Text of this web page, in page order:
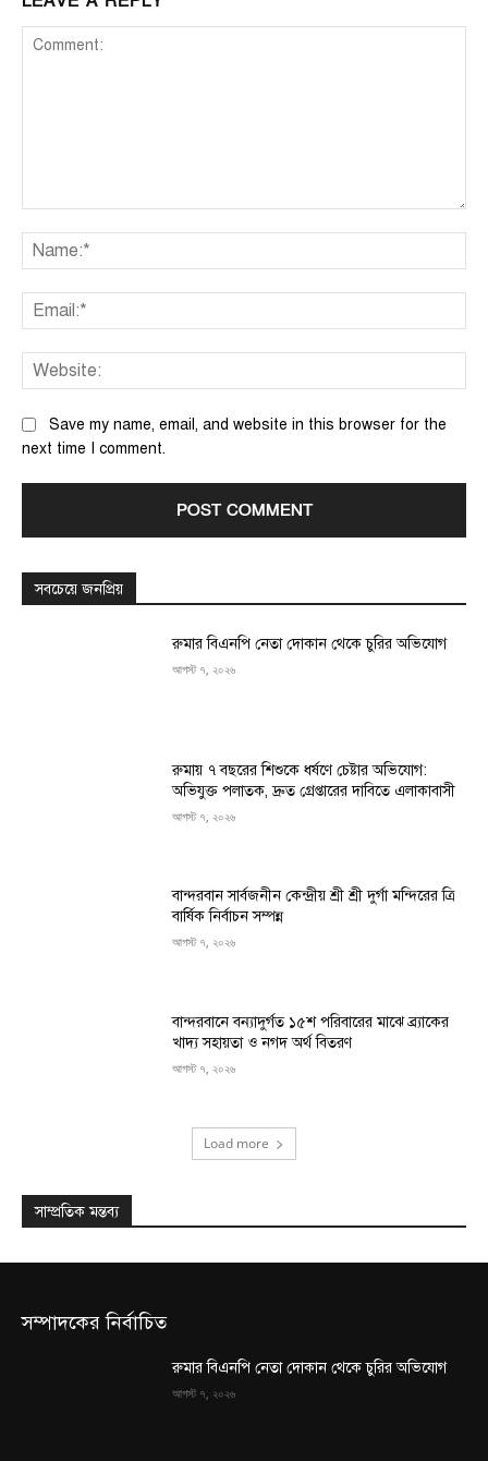
Save my name, email, and website in this browser for the
next time I comment.
সবচেয়ে জনপ্রিয়
রুমার বিএনপি নেতা দোকান থেকে চুরির অভিযোগ
আগস্ট ৭, ২০২৬
রুমায় ৭ বছরের শিশুকে ধর্ষণে চেষ্টার অভিযোগ:
অভিযুক্ত পলাতক, দ্রুত গ্রেপ্তারের দাবিতে এলাকাবাসী
আগস্ট ৭, ২০২৬
বান্দরবান সার্বজনীন কেন্দ্রীয় শ্রী শ্রী দুর্গা মন্দিরের ত্রি
বার্ষিক নির্বাচন সম্পন্ন
আগস্ট ৭, ২০২৬
বান্দরবানে বন্যাদুর্গত ১৫শ পরিবারের মাঝে ব্র্যাকের
খাদ্য সহায়তা ও নগদ অর্থ বিতরণ
আগস্ট ৭, ২০২৬
Load more
সাম্প্রতিক মন্তব্য
সম্পাদকের নির্বাচিত
রুমার বিএনপি নেতা দোকান থেকে চুরির অভিযোগ
আগস্ট ৭, ২০২৬